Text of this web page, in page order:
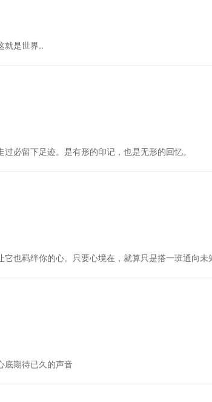
就是世界..
必留下足迹。是有形的印记，也是无形的回忆。
也羁绊你的心。只要心境在，就算只是搭一班通向未
底期待已久的声音